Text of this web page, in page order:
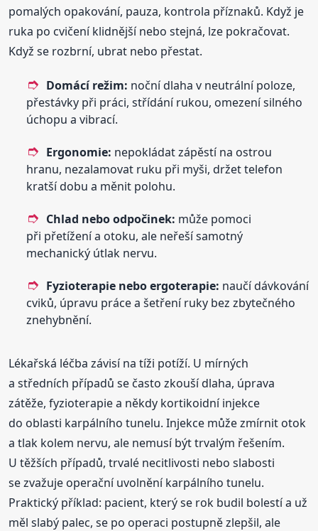
pomalých opakování, pauza, kontrola příznaků. Když je
ruka po cvičení klidnější nebo stejná, lze pokračovat.
Když se rozbrní, ubrat nebo přestat.
Domácí režim: noční dlaha v neutrální poloze,
přestávky při práci, střídání rukou, omezení silného
úchopu a vibrací.
Ergonomie: nepokládat zápěstí na ostrou
hranu, nezalamovat ruku při myši, držet telefon
kratší dobu a měnit polohu.
Chlad nebo odpočinek: může pomoci
při přetížení a otoku, ale neřeší samotný
mechanický útlak nervu.
Fyzioterapie nebo ergoterapie: naučí dávkování
cviků, úpravu práce a šetření ruky bez zbytečného
znehybnění.
Lékařská léčba závisí na tíži potíží. U mírných
a středních případů se často zkouší dlaha, úprava
zátěže, fyzioterapie a někdy kortikoidní injekce
do oblasti karpálního tunelu. Injekce může zmírnit otok
a tlak kolem nervu, ale nemusí být trvalým řešením.
U těžších případů, trvalé necitlivosti nebo slabosti
se zvažuje operační uvolnění karpálního tunelu.
Praktický příklad: pacient, který se rok budil bolestí a už
měl slabý palec, se po operaci postupně zlepšil, ale